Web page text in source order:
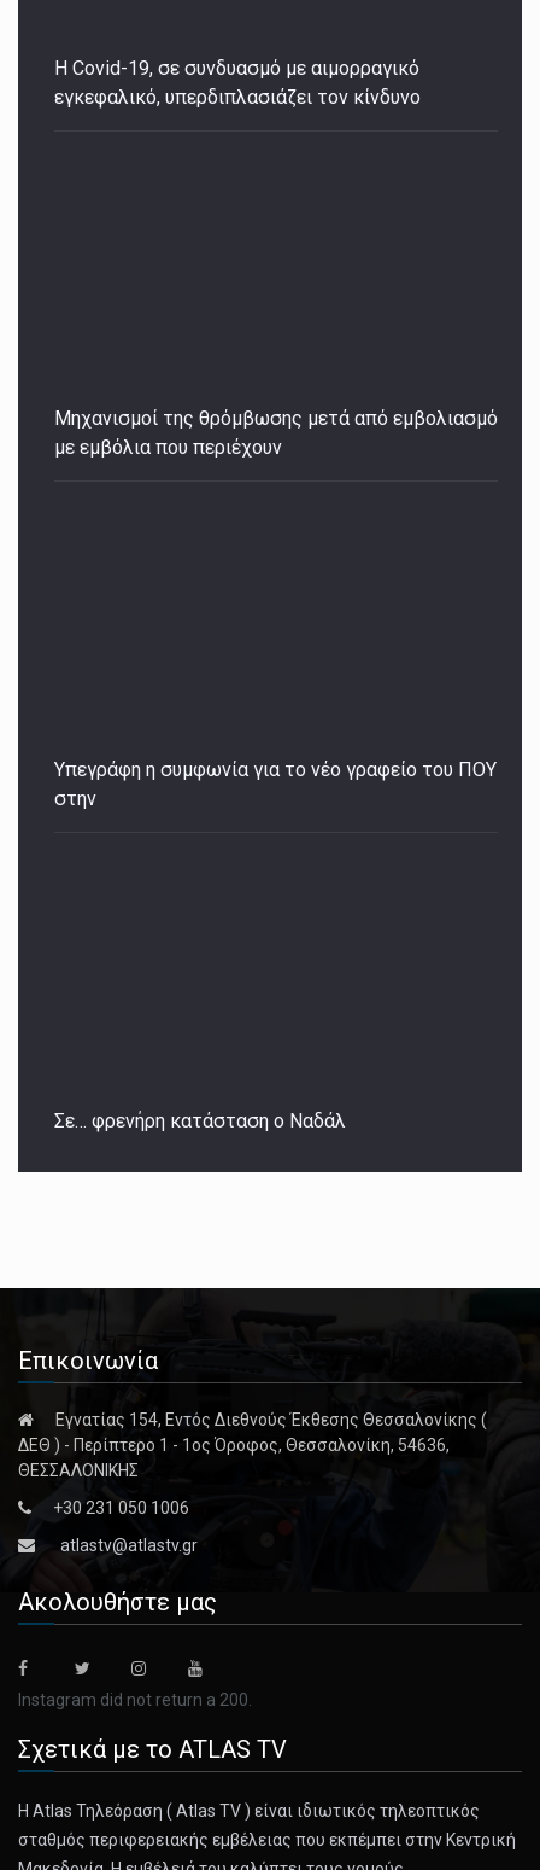
Η Covid-19, σε συνδυασμό με αιμορραγικό
εγκεφαλικό, υπερδιπλασιάζει τον κίνδυνο
Μηχανισμοί της θρόμβωσης μετά από εμβολιασμό
με εμβόλια που περιέχουν
Υπεγράφη η συμφωνία για το νέο γραφείο του ΠΟΥ
στην
Σε… φρενήρη κατάσταση ο Ναδάλ
Επικοινωνία
Εγνατίας 154, Εντός Διεθνούς Έκθεσης Θεσσαλονίκης (
ΔΕΘ ) - Περίπτερο 1 - 1ος Όροφος, Θεσσαλονίκη, 54636,
ΘΕΣΣΑΛΟΝΙΚΗΣ
+30 231 050 1006
atlastv@atlastv.gr
Ακολουθήστε μας
Instagram did not return a 200.
Σχετικά με το ATLAS TV
Η Atlas Τηλεόραση ( Atlas TV ) είναι ιδιωτικός τηλεοπτικός
σταθμός περιφερειακής εμβέλειας που εκπέμπει στην Κεντρική